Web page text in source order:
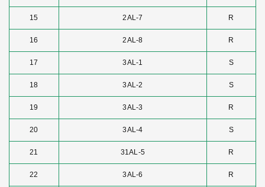
15 2AL-7 R
16 2AL-8 R
17 3AL-1 S
18 3AL-2 S
19 3AL-3 R
20 3AL-4 S
21 31AL-5 R
22 3AL-6 R